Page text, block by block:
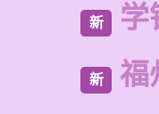
新 学
新 福